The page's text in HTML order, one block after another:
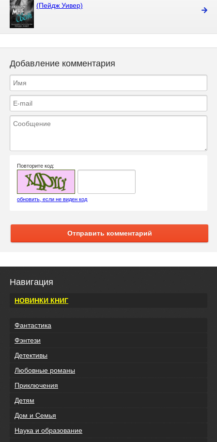
(Пейдж Уивер)
Добавление комментария
Повторите код:
обновить, если не виден код
Отправить комментарий
Навигация
НОВИНКИ КНИГ
Фантастика
Фэнтези
Детективы
Любовные романы
Приключения
Детям
Дом и Семья
Наука и образование